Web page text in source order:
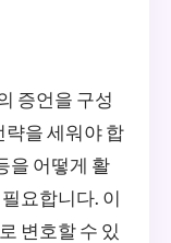
증언을 구성
략을 세워야 합
을 어떻게 활
요합니다. 이
변호할 수 있